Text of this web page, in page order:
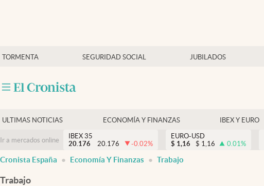
TORMENTA SEGURIDAD SOCIAL JUBILADOS
Economía y finanzas
Criptomonedas
ULTIMAS NOTICIAS ECONOMÍA Y FINANZAS IBEX Y EURO
Ir a mercados online
IBEX 35
20.176
20.176 -0.02%
EURO-USD
$ 1,16 $ 1,16 0.01%
Cronista España Economía Y Finanzas Trabajo
Trabajo